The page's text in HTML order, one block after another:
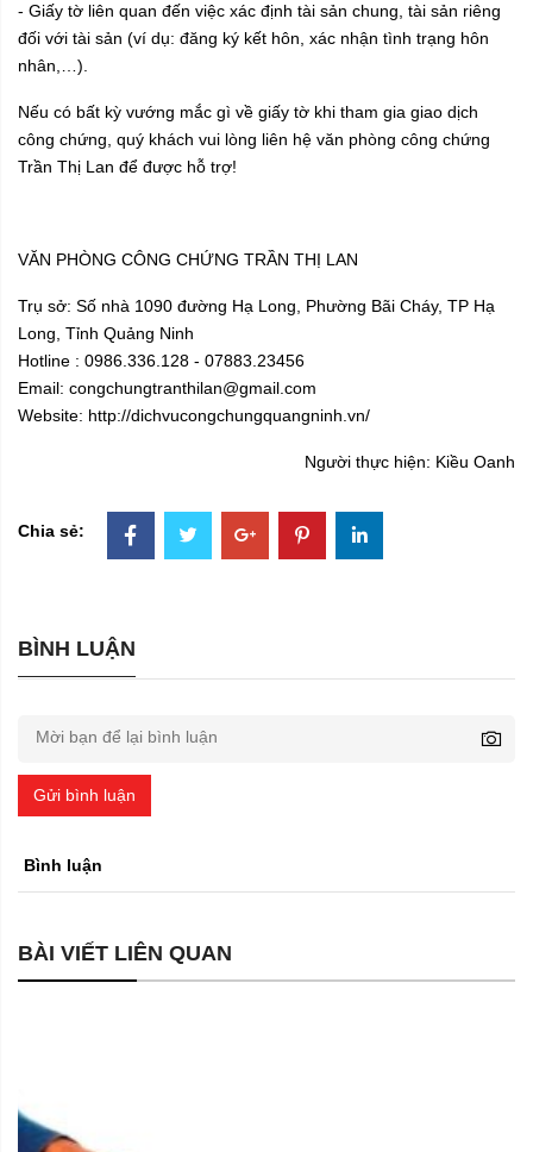
- Giấy tờ liên quan đến việc xác định tài sản chung, tài sản riêng
đối với tài sản (ví dụ: đăng ký kết hôn, xác nhận tình trạng hôn
nhân,…).
Nếu có bất kỳ vướng mắc gì về giấy tờ khi tham gia giao dịch
công chứng, quý khách vui lòng liên hệ văn phòng công chứng
Trần Thị Lan để được hỗ trợ!
VĂN PHÒNG CÔNG CHỨNG TRẦN THỊ LAN
Trụ sở: Số nhà 1090 đường Hạ Long, Phường Bãi Cháy, TP Hạ
Long, Tỉnh Quảng Ninh
Hotline : 0986.336.128 - 07883.23456
Email: congchungtranthilan@gmail.com
Website: http://dichvucongchungquangninh.vn/
Người thực hiện: Kiều Oanh
Chia sẻ:
BÌNH LUẬN
Gửi bình luận
Bình luận
BÀI VIẾT LIÊN QUAN